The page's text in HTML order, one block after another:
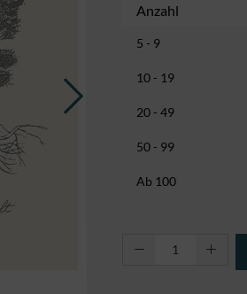
Anzahl
5 - 9
10 - 19
20 - 49
50 - 99
Ab 100
Produkt